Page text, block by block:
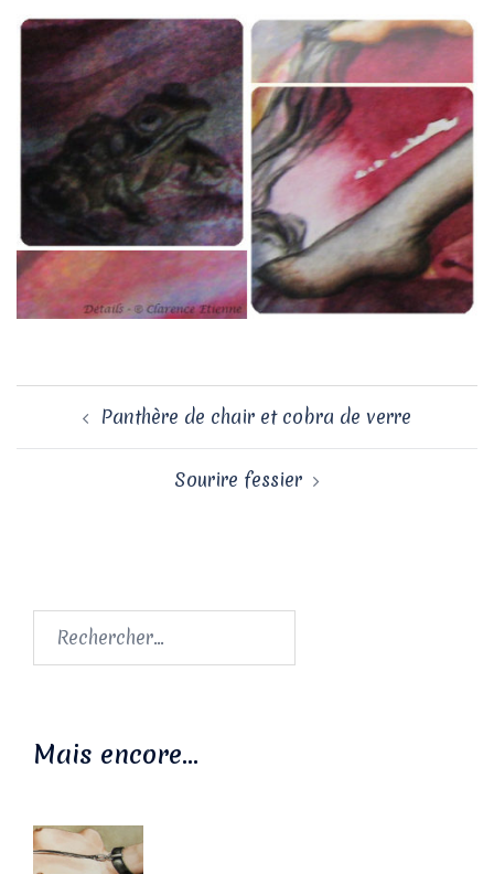
Navigation
d’articlePanthère de chair et cobra de verre
Sourire fessier
Rechercher :
Mais encore…